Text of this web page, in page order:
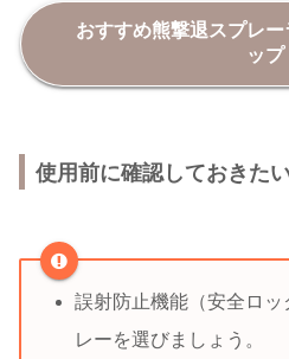
おすすめ熊撃退スプレ
ップ
使用前に確認しておきた
誤射防止機能（安全ロ
レーを選びましょう。